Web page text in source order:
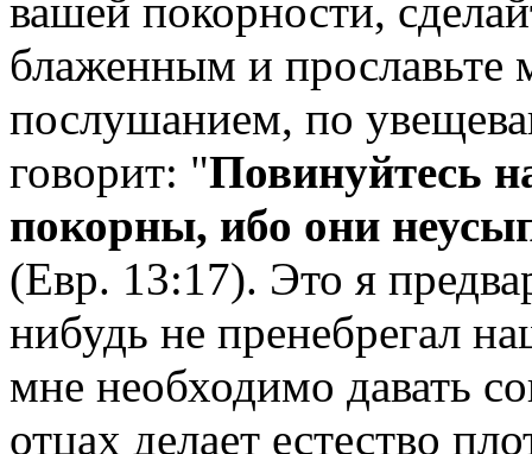
вашей покорности,
блаженным и прославьте
послушанием, по
говорит: "Повинуйтесь
покорны, ибо они
(Евр. 13:17). Это я
нибудь не пренебрегал
мне необходимо давать
отцах делает естество